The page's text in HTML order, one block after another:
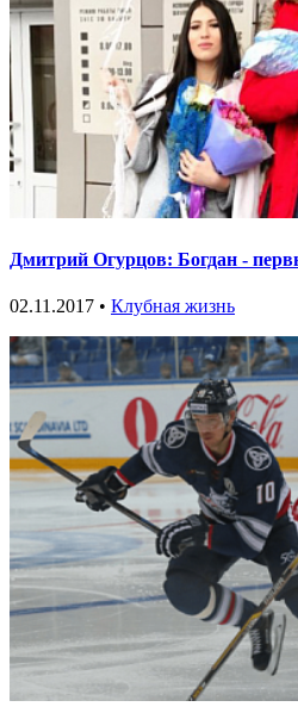
Дмитрий Огурцов: Богдан -
02.11.2017 • Клубная жизнь